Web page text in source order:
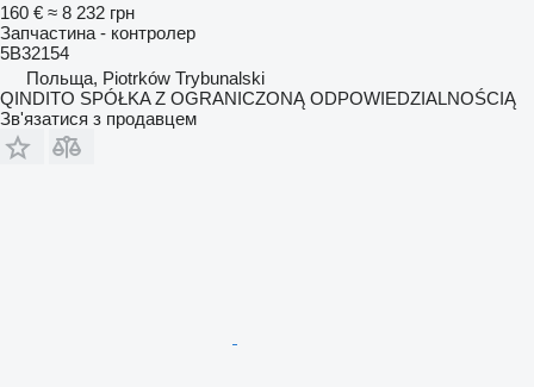
160 € ≈ 8 232 грн
Запчастина - контролер
5B32154
Польща, Piotrków Trybunalski
QINDITO SPÓŁKA Z OGRANICZONĄ ODPOWIEDZIALNOŚCIĄ
Зв'язатися з продавцем